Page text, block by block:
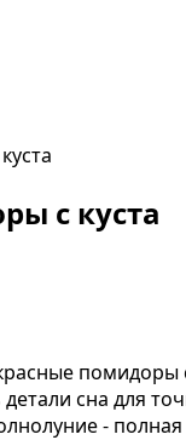
с куста
сна для
-